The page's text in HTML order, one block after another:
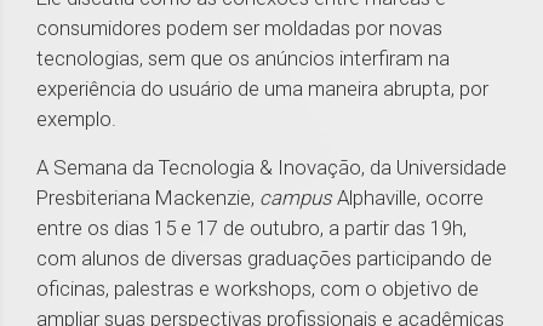
consumidores podem ser moldadas por novas
tecnologias, sem que os anúncios interfiram na
experiência do usuário de uma maneira abrupta, por
exemplo.
A Semana da Tecnologia & Inovação, da Universidade
Presbiteriana Mackenzie, campus Alphaville, ocorre
entre os dias 15 e 17 de outubro, a partir das 19h,
com alunos de diversas graduações participando de
oficinas, palestras e workshops, com o objetivo de
ampliar suas perspectivas profissionais e acadêmicas